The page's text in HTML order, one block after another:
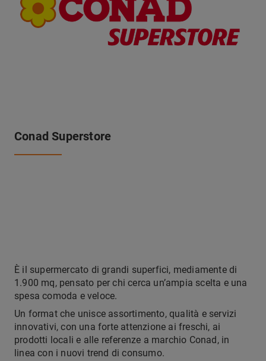
Conad Superstore
È il supermercato di grandi superfici, mediamente di
1.900 mq, pensato per chi cerca un’ampia scelta e una
spesa comoda e veloce.
Un format che unisce assortimento, qualità e servizi
innovativi, con una forte attenzione ai freschi, ai
prodotti locali e alle referenze a marchio Conad, in
linea con i nuovi trend di consumo.